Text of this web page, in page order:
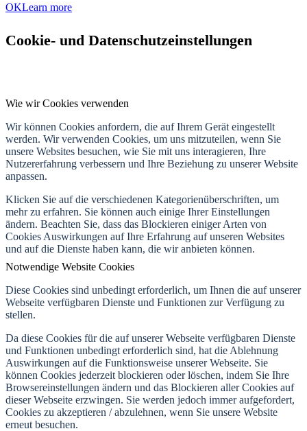
OKLearn more
Cookie- und Datenschutzeinstellungen
Wie wir Cookies verwenden
Wir können Cookies anfordern, die auf Ihrem Gerät eingestellt
werden. Wir verwenden Cookies, um uns mitzuteilen, wenn Sie
unsere Websites besuchen, wie Sie mit uns interagieren, Ihre
Nutzererfahrung verbessern und Ihre Beziehung zu unserer Website
anpassen.
Klicken Sie auf die verschiedenen Kategorienüberschriften, um
mehr zu erfahren. Sie können auch einige Ihrer Einstellungen
ändern. Beachten Sie, dass das Blockieren einiger Arten von
Cookies Auswirkungen auf Ihre Erfahrung auf unseren Websites
und auf die Dienste haben kann, die wir anbieten können.
Notwendige Website Cookies
Diese Cookies sind unbedingt erforderlich, um Ihnen die auf unserer
Webseite verfügbaren Dienste und Funktionen zur Verfügung zu
stellen.
Da diese Cookies für die auf unserer Webseite verfügbaren Dienste
und Funktionen unbedingt erforderlich sind, hat die Ablehnung
Auswirkungen auf die Funktionsweise unserer Webseite. Sie
können Cookies jederzeit blockieren oder löschen, indem Sie Ihre
Browsereinstellungen ändern und das Blockieren aller Cookies auf
dieser Webseite erzwingen. Sie werden jedoch immer aufgefordert,
Cookies zu akzeptieren / abzulehnen, wenn Sie unsere Website
erneut besuchen.